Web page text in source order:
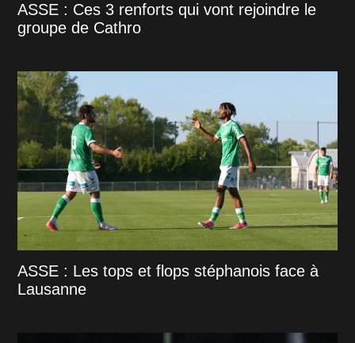
ASSE : Ces 3 renforts qui vont rejoindre le
groupe de Cathro
ASSE : Les tops et flops stéphanois face à
Lausanne